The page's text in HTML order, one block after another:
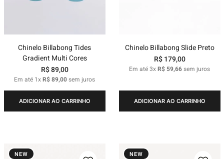
Chinelo Billabong Tides
Gradient Multi Cores
R$89,00
Em até 1xR$89,00sem juros
ADICIONAR AO CARRINHO
Chinelo Billabong Slide Preto
R$ 179,00
Em até3xR$ 59,66sem juros
ADICIONAR AO CARRINHO
NEW NEW